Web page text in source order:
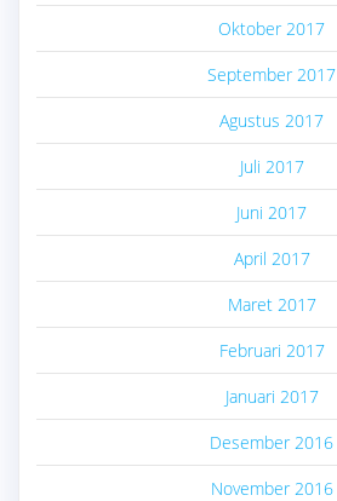
Oktober 2017
September 2017
Agustus 2017
Juli 2017
Juni 2017
April 2017
Maret 2017
Februari 2017
Januari 2017
Desember 2016
November 2016